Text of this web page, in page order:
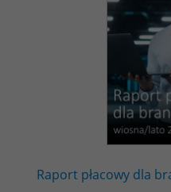
Raport płacowy dla